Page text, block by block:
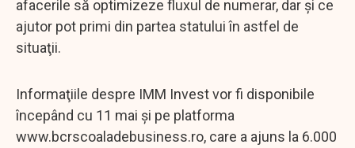
afacerile să optimizeze fluxul de numerar, dar şi ce
ajutor pot primi din partea statului în astfel de
situaţii.
Informaţiile despre IMM Invest vor fi disponibile
începând cu 11 mai şi pe platforma
www.bcrscoaladebusiness.ro, care a ajuns la 6.000